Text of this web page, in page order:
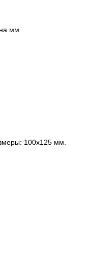
мм
100x125 мм.